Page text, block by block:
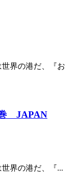
界の港だ、『お
JAPAN
界の港だ、『...